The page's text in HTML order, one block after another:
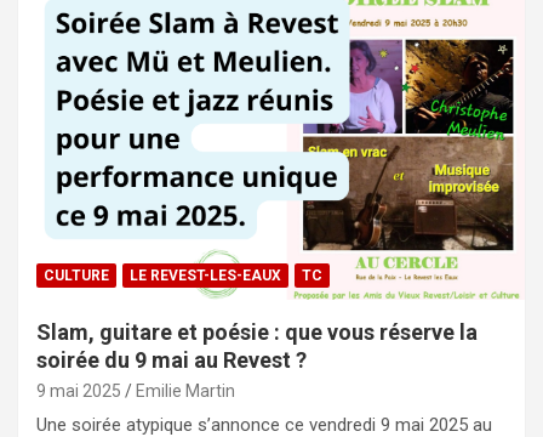
CULTURE LE REVEST-LES-EAUX TC
Slam, guitare et poésie : que vous réserve la
soirée du 9 mai au Revest ?
9 mai 2025 Emilie Martin
Une soirée atypique s’annonce ce vendredi 9 mai 2025 au